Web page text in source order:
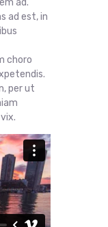
ad.
ad est, in
choro
per ut